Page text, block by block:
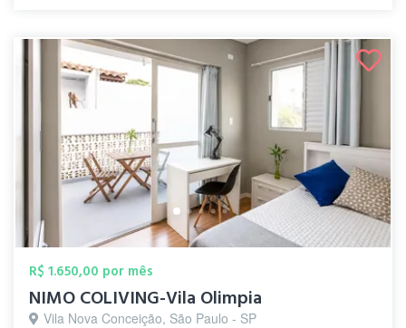
R$ 1.650,00 por mês
NIMO COLIVING-Vila Olimpia
Vila Nova Conceição, São Paulo - SP